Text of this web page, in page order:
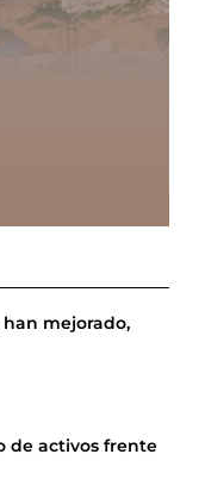
han mejorado,
de activos frente